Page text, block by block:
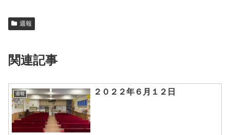
週報
関連記事
週報 ２０２２年６月１２日